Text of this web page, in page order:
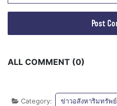
ALL COMMENT (0)
Category: ข่าวอสังหาริมทรัพย์